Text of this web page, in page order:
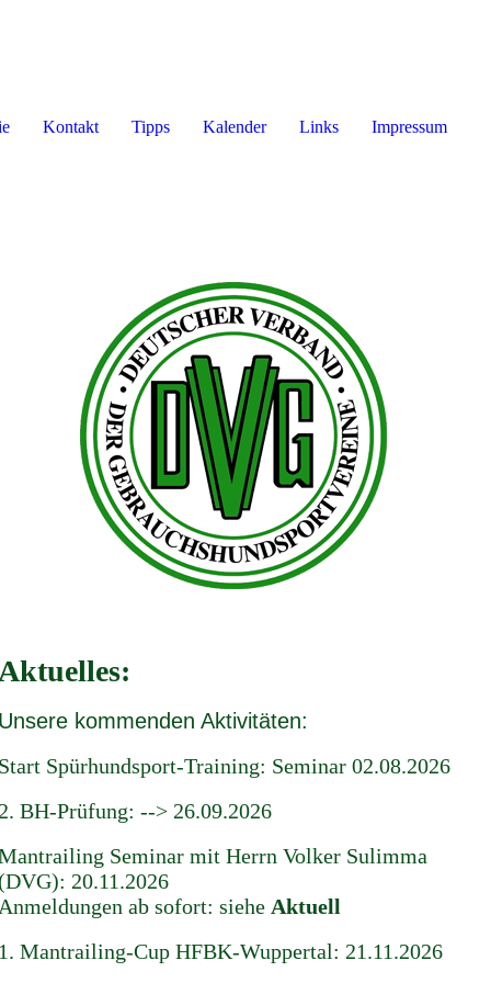
Kontakt Tipps Kalender Links Impressum
Aktuelles:
Unsere kommenden Aktivitäten:
Start Spürhundsport-Training: Seminar 02.08.2026
2. BH-Prüfung: --> 26.09.2026
Seminar mit Herrn Volker Sulimma
20.11.2026
Anmeldungen ab sofort: siehe Aktuell
1. Mantrailing-Cup HFBK-Wuppertal: 21.11.2026